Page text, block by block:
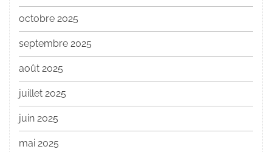
octobre 2025
septembre 2025
août 2025
juillet 2025
juin 2025
mai 2025